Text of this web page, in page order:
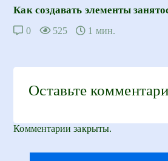
Как создавать элементы
0 525 1 мин.
Оставьте
Комментарии закрыты.